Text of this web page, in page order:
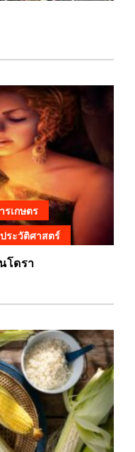
รเกษตร
ประวัติศาสตร์
โดรา